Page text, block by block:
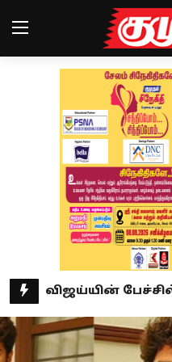
Magazines
Health
Sports
Special Story